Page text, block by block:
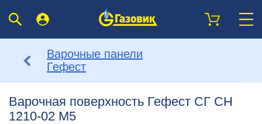
Варочные панели
Гефест
Варочная поверхность Гефест СГ СН
1210-02 М5